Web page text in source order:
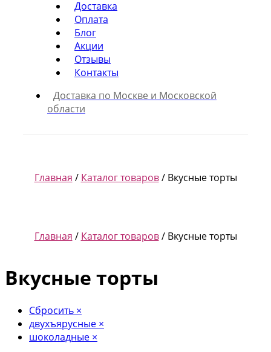
Доставка
Оплата
Блог
Акции
Отзывы
Контакты
Доставка по Москве и Московской
области
Главная / Каталог товаров/ Вкусные торты
Главная / Каталог товаров/ Вкусные торты
Вкусные торты
Сбросить ×
двухъярусные ×
шоколадные ×